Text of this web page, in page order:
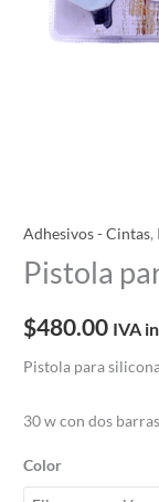
Adhesivos - Cintas,
Pistola
$480.00 IVA
Pistola para
30 w con dos barras
Color